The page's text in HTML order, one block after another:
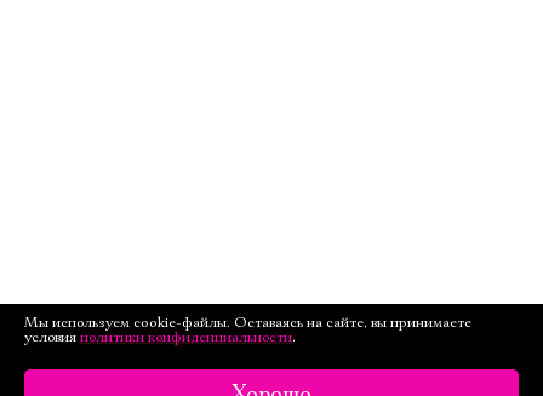
Мы используем cookie-файлы. Оставаясь на сайте, вы принимаете
условия политики конфиденциальности.